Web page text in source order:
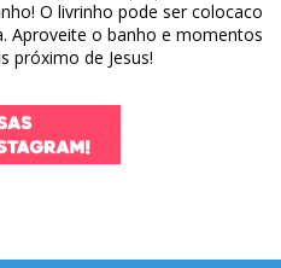
O livrinho pode ser colocaco
Aproveite o banho e momentos
próximo de Jesus!